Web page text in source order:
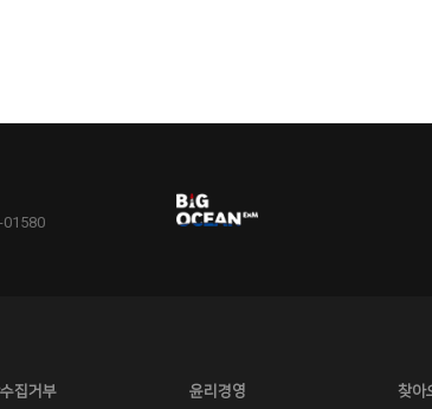
01580
집거부 윤리경영 찾아